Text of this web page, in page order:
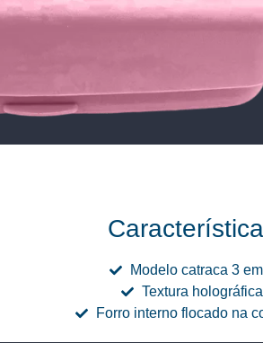
Modelo catraca 3
Textura holográfica
Forro interno flocado na